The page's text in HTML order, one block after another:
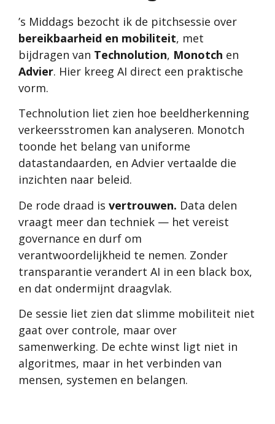
’s Middags bezocht ik de pitchsessie over
bereikbaarheid en mobiliteit, met
bijdragen van Technolution, Monotch en
Advier. Hier kreeg AI direct een praktische
vorm.
Technolution liet zien hoe beeldherkenning
verkeersstromen kan analyseren. Monotch
toonde het belang van uniforme
datastandaarden, en Advier vertaalde die
inzichten naar beleid.
De rode draad is vertrouwen. Data delen
vraagt meer dan techniek — het vereist
governance en durf om
verantwoordelijkheid te nemen. Zonder
transparantie verandert AI in een black box,
en dat ondermijnt draagvlak.
De sessie liet zien dat slimme mobiliteit niet
gaat over controle, maar over
samenwerking. De echte winst ligt niet in
algoritmes, maar in het verbinden van
mensen, systemen en belangen.